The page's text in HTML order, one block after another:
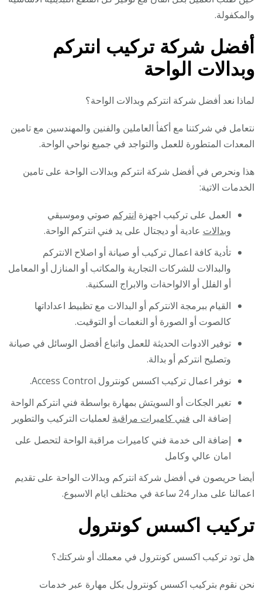
والمكفولة.
أفضل شركة تركيب انتركم
وبدالات الواحة
لماذا نعد أفضل شركة انتركم وبدالات الواحة؟
نتعامل في شركتنا مع أكفأ العاملين والفنين والمهندسين مع تامين
المعدات المتطورة للعمل والتواجد في جميع نواحي الواحة.
هذا ونحرص في أفضل شركة انتركم وبدالات الواحة على تامين
الخدمات الاتية:
العمل على تركيب اجهزة انتركم صوتي وموسيقي
وبدالات عادية أو ديجتال على يد فني انتركم الواحة.
تأدية كافة اعمال تركيب أو صيانة أو اصلاح الانتركم
والبدالات للشركات التجارية والمكاتب أو المنازل أو المعامل
أو الفلل أو الالواحةات والابراج السكنية.
القيام ببرمجة الانتركم أو البدالات مع تظبيط اعداداتها
كالصوت أو الصورة أو النغمات أو التوقيت.
توفير الادوات الحديثة للعمل واتباع أفضل الوسائل في صيانة
وتصليح انتركم أو بدالة.
نوفر اعمال تركيب اكسس كونترول Access Control.
تغير الجكات أو السويتش بمهارة بواسطة فني انتركم الواحة
إضافة الى فني كاميرات مراقبة لعمليات التركيب والتطوير
إضافة الى خدمة فني كاميرات مراقبة الواحة لتحصل على
امان عالي وكامل
أيضا حريصون في أفضل شركة انتركم وبدالات الواحة على تقديم
اعمالنا على مدار 24 ساعة في مختلف ايام الاسبوع.
تركيب اكسس كونترول
هل تود تركيب اكسس كونترول في معملك أو شركتك؟
نحن نقوم بتركيب اكسس كونترول بكل مهارة عبر خدمات